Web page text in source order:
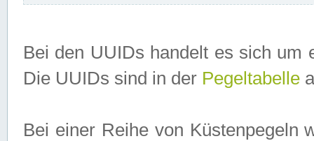
Bei den UUIDs handelt es sich um
Die UUIDs sind in der Pegeltabelle
Bei einer Reihe von Küstenpegeln